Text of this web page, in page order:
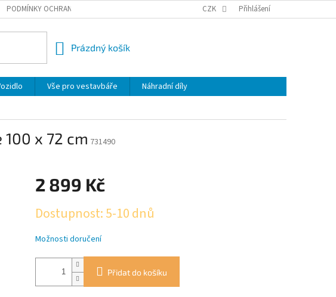
PODMÍNKY OCHRANY OSOBNÍCH ÚDAJŮ REKLAMACE
CZK Přihlášení
NÁKUPNÍ
Prázdný košík
Vše pro vestavbáře
Náhradní díly
x 72 cm 731490
2 899 Kč
cena:
Dostupnost: 5-10 dnů
Možnosti doručení
Přidat do košíku